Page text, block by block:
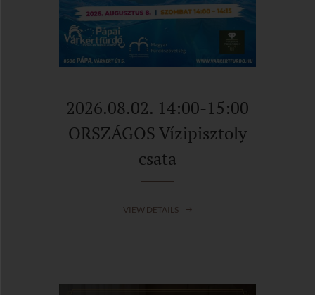
2026.08.02. 14:00-15:00
ORSZÁGOS Vízipisztoly
csata
VIEW DETAILS